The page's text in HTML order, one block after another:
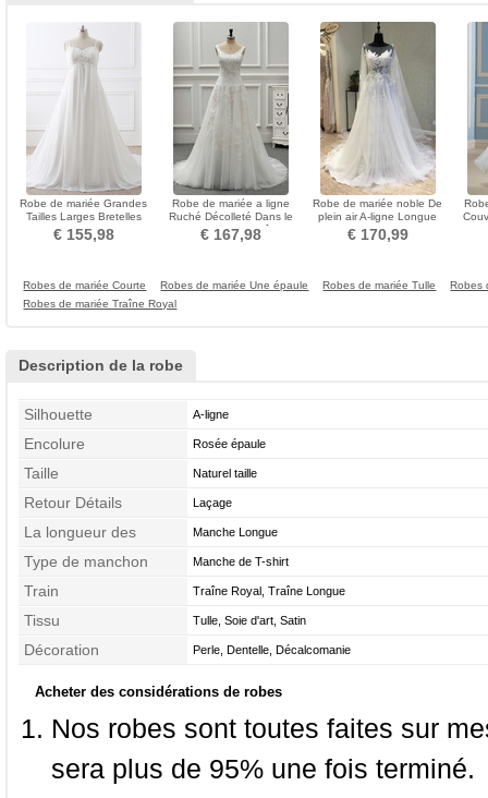
Robe de mariée Grandes
Tailles Larges Bretelles
Empire Chaussez
€ 155,98
Robe de mariée a ligne
Ruché Décolleté Dans le
Dos Chapelle Traîne
Longue
€ 167,98
Robe de mariée noble De
plein air A-ligne Longue
Gazer Col Bateau
€ 170,99
Robes de mariée Courte Robes de mariée Une épaule Robes de mariée Tulle
Robes
Robes de mariée Traîne Royal
Description de la robe
Silhouette A-ligne
Encolure Rosée épaule
Taille Naturel taille
Retour Détails Laçage
La longueur des
manches
Manche Longue
Type de manchon Manche de T-shirt
Train Traîne Royal, Traîne Longue
Tissu Tulle, Soie d'art, Satin
Décoration Perle, Dentelle, Décalcomanie
Acheter des considérations de robes
Nos robes sont toutes faites sur
sera plus de 95% une fois terminé.